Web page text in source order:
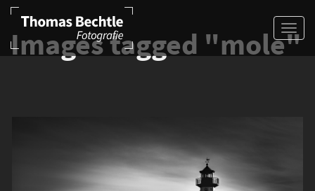
Images tagged "mole"